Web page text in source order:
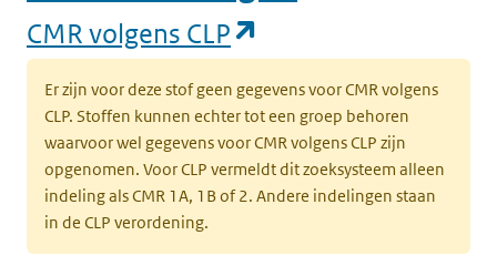
CMR volgens CLP
Er zijn voor deze stof geen gegevens voor CMR volgens
CLP. Stoffen kunnen echter tot een groep behoren
waarvoor wel gegevens voor CMR volgens CLP zijn
opgenomen. Voor CLP vermeldt dit zoeksysteem alleen
indeling als CMR 1A, 1B of 2. Andere indelingen staan
in de CLP verordening.